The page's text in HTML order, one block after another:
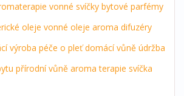
vonné svíčky bytové parfémy
oleje vonné oleje aroma difuzéry
výroba péče o pleť domácí vůně údržba
přírodní vůně aroma terapie svíčka